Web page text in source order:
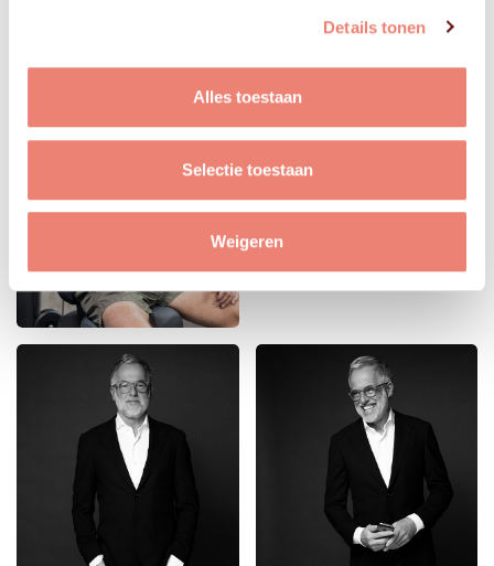
Details tonen
Alles toestaan
Selectie toestaan
Weigeren